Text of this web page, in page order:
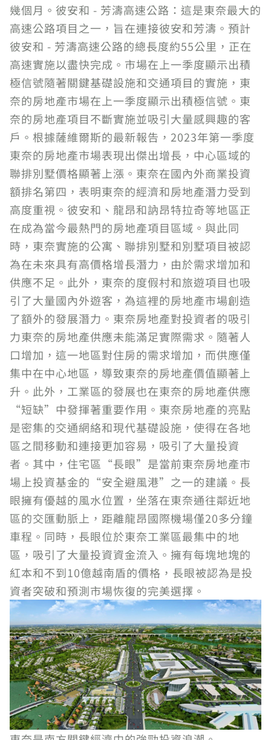
幾個月。彼安和 - 芳濤高速公路：這是東奈最大的
高速公路項目之一，旨在連接彼安和芳濤。預計
彼安和 - 芳濤高速公路的總長度約55公里，正在
高速實施以盡快完成。市場在上一季度顯示出積
極信號隨著關鍵基礎設施和交通項目的實施，東
奈的房地產市場在上一季度顯示出積極信號。東
奈的房地產項目不斷實施並吸引大量感興趣的客
戶。根據薩維爾斯的最新報告，2023年第一季度
東奈的房地產市場表現出傑出增長，中心區域的
聯排別墅價格顯著上漲。東奈在國內外商業投資
額排名第四，表明東奈的經濟和房地產潛力受到
高度重視。彼安和、龍昂和訥昂特拉奇等地區正
在成為當今最熱門的房地產項目區域。與此同
時，東奈實施的公寓、聯排別墅和別墅項目被認
為在未來具有高價格增長潛力，由於需求增加和
供應不足。此外，東奈的度假村和旅遊項目也吸
引了大量國內外遊客，為這裡的房地產市場創造
了額外的發展潛力。東奈房地產對投資者的吸引
力東奈的房地產供應未能滿足實際需求。隨著人
口增加，這一地區對住房的需求增加，而供應僅
集中在中心地區，導致東奈的房地產價值顯著上
升。此外，工業區的發展也在東奈的房地產供應
“短缺”中發揮著重要作用。東奈房地產的亮點
是密集的交通網絡和現代基礎設施，使得在各地
區之間移動和連接更加容易，吸引了大量投資
者。其中，住宅區“長眼”是當前東奈房地產市
場上投資基金的“安全避風港”之一的建議。長
眼擁有優越的風水位置，坐落在東奈通往鄰近地
區的交匯動脈上，距離龍昂國際機場僅20多分鐘
車程。同時，長眼位於東奈工業區最集中的地
區，吸引了大量投資資金流入。擁有每塊地塊的
紅本和不到10億越南盾的價格，長眼被認為是投
資者突破和預測市場恢復的完美選擇。